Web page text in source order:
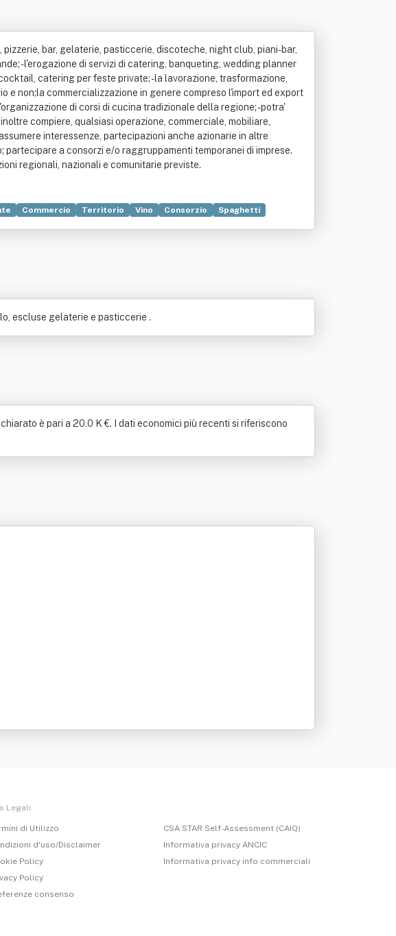
bar, gelaterie, pasticcerie, discoteche, night club, piani-bar,
-l'erogazione di servizi di catering, banqueting, wedding planner
catering per feste private; -la lavorazione, trasformazione,
e non;la commercializzazione in genere compreso l'import ed export
di corsi di cucina tradizionale della regione; - potra'
compiere, qualsiasi operazione, commerciale, mobiliare,
interessenze, partecipazioni anche azionarie in altre
a consorzi e/o raggruppamenti temporanei di imprese.
regionali, nazionali e comunitarie previste.
Commercio Territorio Vino Consorzio
Spaghetti
escluse gelaterie e pasticcerie .
è pari a 20.0 K €. I dati economici più recenti si riferiscono
Legali
di Utilizzo
d'uso/Disclaimer
Policy
Policy
consenso
CSA STAR Self-Assessment (CAIQ)
Informativa privacy ANCIC
Informativa privacy info commerciali